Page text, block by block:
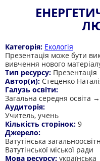
Категорія: Екологія
Презентація може бути
вивчення нового
Тип ресурсу: Презентація
Автор(и): Стеценко
Галузь освіти:
Загальна середня освіта →
Аудиторія:
Учитель, учень
Кількість сторінок: 9
Джерело:
Ватутінська
Ватутінської міської ради
Мова ресурсу: українська